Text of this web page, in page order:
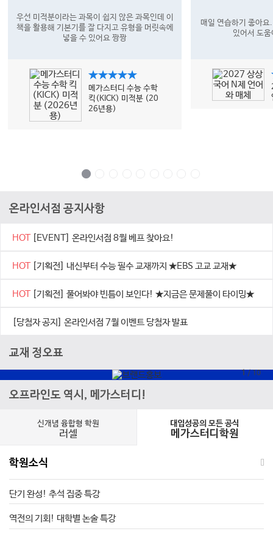
우선 미적분이라는 과목이 쉽지 않은 과목인데 이
책을 활용해 기본기를 잘 다지고 유형을 머릿속에
넣을 수 있어요 짱짱
★★★★★
메가스터디 수능 수학
킥(KICK) 미적분 (20
26년용)
매일 연습하기 좋아
있어서 도
온라인서점 공지사항
HOT[EVENT] 온라인서점 8월 베프 찾아요!
HOT[기획전] 내신부터 수능 필수 교재까지 ★EBS 고교 교재★
HOT[기획전] 풀어봐야 빈틈이 보인다! ★지금은 문제풀이 타이밍★
[당첨자 공지] 온라인서점 7월 이벤트 당첨자 발표
교재 정오표
1 / 10
오프라인도 역시, 메가스터디!
신개념 융합형 학원
러셀
대입성공의 모든 공식
메가스터디학원
학원소식
단기 완성! 추석 집중 특강
역전의 기회! 대학별 논술 특강